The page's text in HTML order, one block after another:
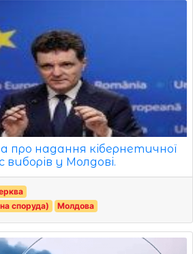
про надання кібернетичної
виборів у Молдові.
споруда)
Молдова